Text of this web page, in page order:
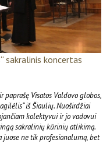
sakralinis koncertas
paprašę Visatos Valdovo globos,
iš Šiaulių. Nuoširdžiai
kolektyvui ir jo vadovui
sakralinių kūrinių atlikimą.
juose ne tik profesionalumą, bet